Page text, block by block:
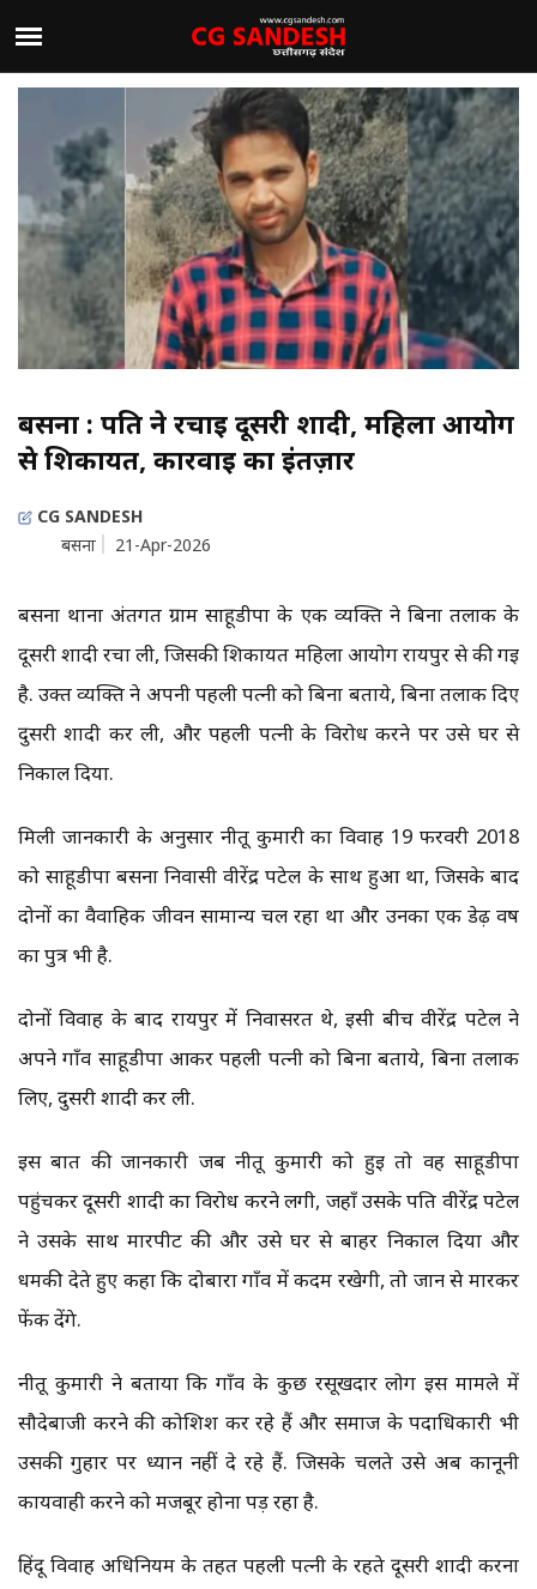
बसना : पति ने रचाई दूसरी शादी, महिला आयोग
से शिकायत, कार्रवाई का इंतज़ार
CG SANDESH
बसना
21-Apr-2026
बसना थाना अंतर्गत ग्राम साहूडीपा के एक व्यक्ति ने बिना तलाक के
दूसरी शादी रचा ली, जिसकी शिकायत महिला आयोग रायपुर से की गई
है. उक्त व्यक्ति ने अपनी पहली पत्नी को बिना बताये, बिना तलाक दिए
दुसरी शादी कर ली, और पहली पत्नी के विरोध करने पर उसे घर से
निकाल दिया.
मिली जानकारी के अनुसार नीतू कुमारी का विवाह 19 फरवरी 2018
को साहूडीपा बसना निवासी वीरेंद्र पटेल के साथ हुआ था, जिसके बाद
दोनों का वैवाहिक जीवन सामान्य चल रहा था और उनका एक डेढ़ वर्ष
का पुत्र भी है.
दोनों विवाह के बाद रायपुर में निवासरत थे, इसी बीच वीरेंद्र पटेल ने
अपने गाँव साहूडीपा आकर पहली पत्नी को बिना बताये, बिना तलाक
लिए, दुसरी शादी कर ली.
इस बात की जानकारी जब नीतू कुमारी को हुई तो वह साहूडीपा
पहुंचकर दूसरी शादी का विरोध करने लगी, जहाँ उसके पति वीरेंद्र पटेल
ने उसके साथ मारपीट की और उसे घर से बाहर निकाल दिया और
धमकी देते हुए कहा कि दोबारा गाँव में कदम रखेगी, तो जान से मारकर
फेंक देंगे.
नीतू कुमारी ने बताया कि गाँव के कुछ रसूखदार लोग इस मामले में
सौदेबाजी करने की कोशिश कर रहे हैं और समाज के पदाधिकारी भी
उसकी गुहार पर ध्यान नहीं दे रहे हैं. जिसके चलते उसे अब कानूनी
कार्यवाही करने को मजबूर होना पड़ रहा है.
हिंदू विवाह अधिनियम के तहत पहली पत्नी के रहते दूसरी शादी करना